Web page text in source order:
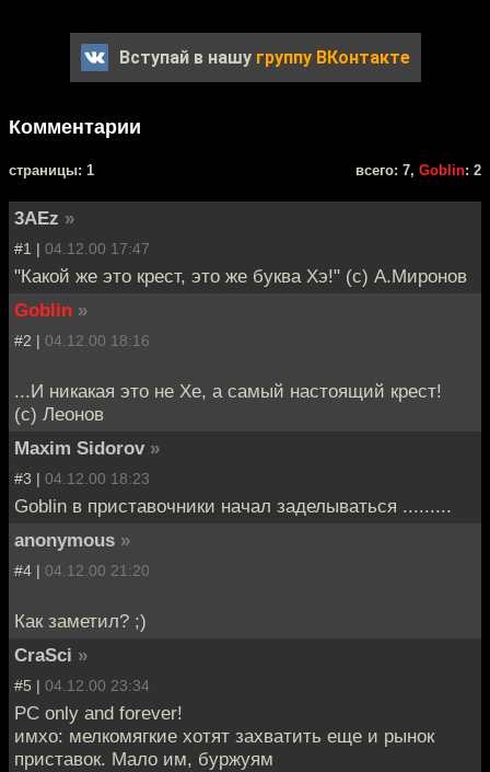
Вступай в нашу группу ВКонтакте
Комментарии
cтраницы: 1 всего: 7, Goblin: 2
3AEz »
#1 | 04.12.00 17:47
"Какой же это крест, это же буква Хэ!" (c) А.Миронов
Goblin »
#2 | 04.12.00 18:16
...И никакая это не Хе, а самый настоящий крест!
(с) Леонов
Maxim Sidorov »
#3 | 04.12.00 18:23
Goblin в приставочники начал заделываться .........
anonymous »
#4 | 04.12.00 21:20
Как заметил? ;)
CraSci »
#5 | 04.12.00 23:34
PC only and forever!
имхо: мелкомягкие хотят захватить еще и рынок
приставок. Мало им, буржуям